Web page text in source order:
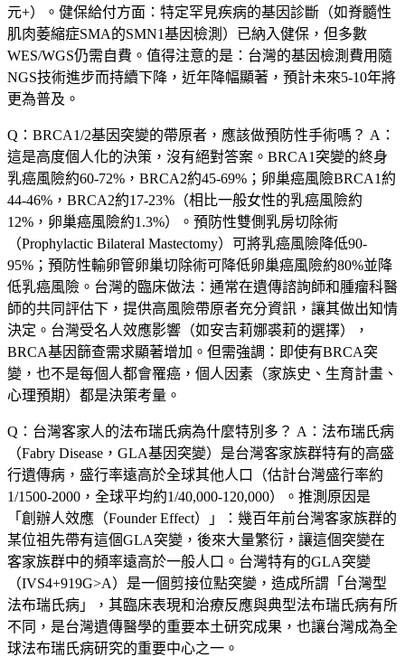
元+）。健保給付方面：特定罕見疾病的基因診斷（如脊髓性
肌肉萎縮症SMA的SMN1基因檢測）已納入健保，但多數
WES/WGS仍需自費。值得注意的是：台灣的基因檢測費用隨
NGS技術進步而持續下降，近年降幅顯著，預計未來5-10年將
更為普及。
Q：BRCA1/2基因突變的帶原者，應該做預防性手術嗎？ A：
這是高度個人化的決策，沒有絕對答案。BRCA1突變的終身
乳癌風險約60-72%，BRCA2約45-69%；卵巢癌風險BRCA1約
44-46%，BRCA2約17-23%（相比一般女性的乳癌風險約
12%，卵巢癌風險約1.3%）。預防性雙側乳房切除術
（Prophylactic Bilateral Mastectomy）可將乳癌風險降低90-
95%；預防性輸卵管卵巢切除術可降低卵巢癌風險約80%並降
低乳癌風險。台灣的臨床做法：通常在遺傳諮詢師和腫瘤科醫
師的共同評估下，提供高風險帶原者充分資訊，讓其做出知情
決定。台灣受名人效應影響（如安吉莉娜裘莉的選擇），
BRCA基因篩查需求顯著增加。但需強調：即使有BRCA突
變，也不是每個人都會罹癌，個人因素（家族史、生育計畫、
心理預期）都是決策考量。
Q：台灣客家人的法布瑞氏病為什麼特別多？ A：法布瑞氏病
（Fabry Disease，GLA基因突變）是台灣客家族群特有的高盛
行遺傳病，盛行率遠高於全球其他人口（估計台灣盛行率約
1/1500-2000，全球平均約1/40,000-120,000）。推測原因是
「創辦人效應（Founder Effect）」：幾百年前台灣客家族群的
某位祖先帶有這個GLA突變，後來大量繁衍，讓這個突變在
客家族群中的頻率遠高於一般人口。台灣特有的GLA突變
（IVS4+919G>A）是一個剪接位點突變，造成所謂「台灣型
法布瑞氏病」，其臨床表現和治療反應與典型法布瑞氏病有所
不同，是台灣遺傳醫學的重要本土研究成果，也讓台灣成為全
球法布瑞氏病研究的重要中心之一。